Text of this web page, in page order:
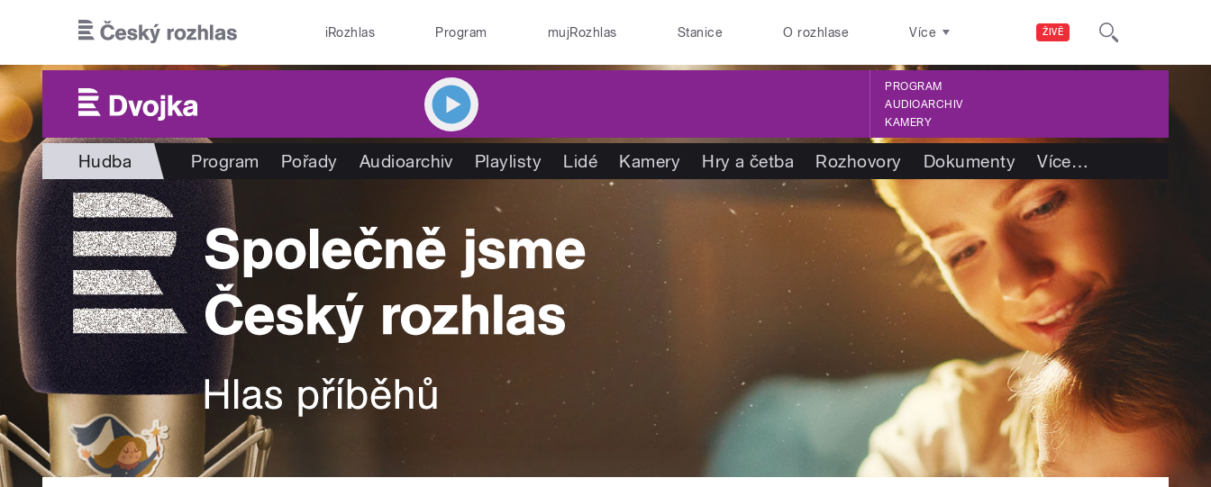
ŽIVĚ
iRozhlas Program mujRozhlas Stanice O rozhlase Více
PROGRAM
AUDIOARCHIV
KAMERY
Hudba Program Pořady Audioarchiv Playlisty Lidé Kamery Hry a četba Rozhovory Dokumenty Více…